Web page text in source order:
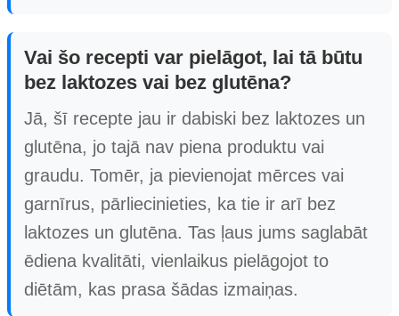
Vai šo recepti var pielāgot, lai tā būtu
bez laktozes vai bez glutēna?
Jā, šī recepte jau ir dabiski bez laktozes un
glutēna, jo tajā nav piena produktu vai
graudu. Tomēr, ja pievienojat mērces vai
garnīrus, pārliecinieties, ka tie ir arī bez
laktozes un glutēna. Tas ļaus jums saglabāt
ēdiena kvalitāti, vienlaikus pielāgojot to
diētām, kas prasa šādas izmaiņas.